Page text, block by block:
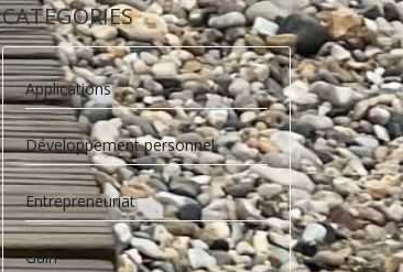
CATEGORIES
Applications
Développement personnel
Entrepreneuriat
Gain